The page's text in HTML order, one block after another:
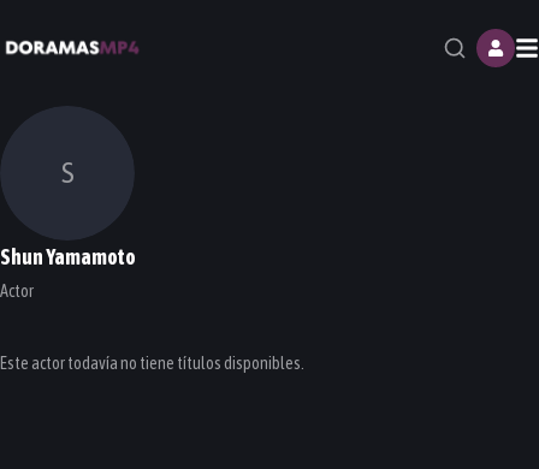
S
Shun Yamamoto
Actor
Este actor todavía no tiene títulos disponibles.